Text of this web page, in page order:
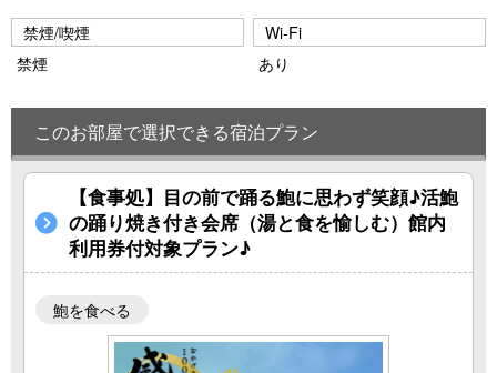
禁煙/喫煙
禁煙
Wi-Fi
あり
このお部屋で選択できる宿泊プラン
【食事処】目の前で踊る鮑に思わず笑顔♪活鮑
の踊り焼き付き会席（湯と食を愉しむ）館内
利用券付対象プラン♪
鮑を食べる